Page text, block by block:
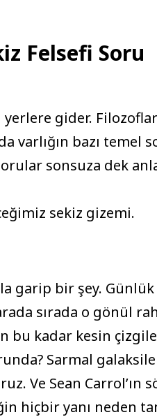
Felsefi Soru
gider.
bazı temel
sonsuza dek
sekiz gizemi.
bir şey. Günlük
sırada o gönül
bu kadar kesin
Sarmal galaksiler,
Ve Sean Carrol’ın
hiçbir yanı neden